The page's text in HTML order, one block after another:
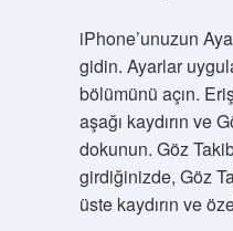
iPhone’unuzun
gidin. Ayarlar
bölümünü açın.
aşağı kaydırın ve
dokunun. Göz
girdiğinizde, Göz
üste kaydırın ve